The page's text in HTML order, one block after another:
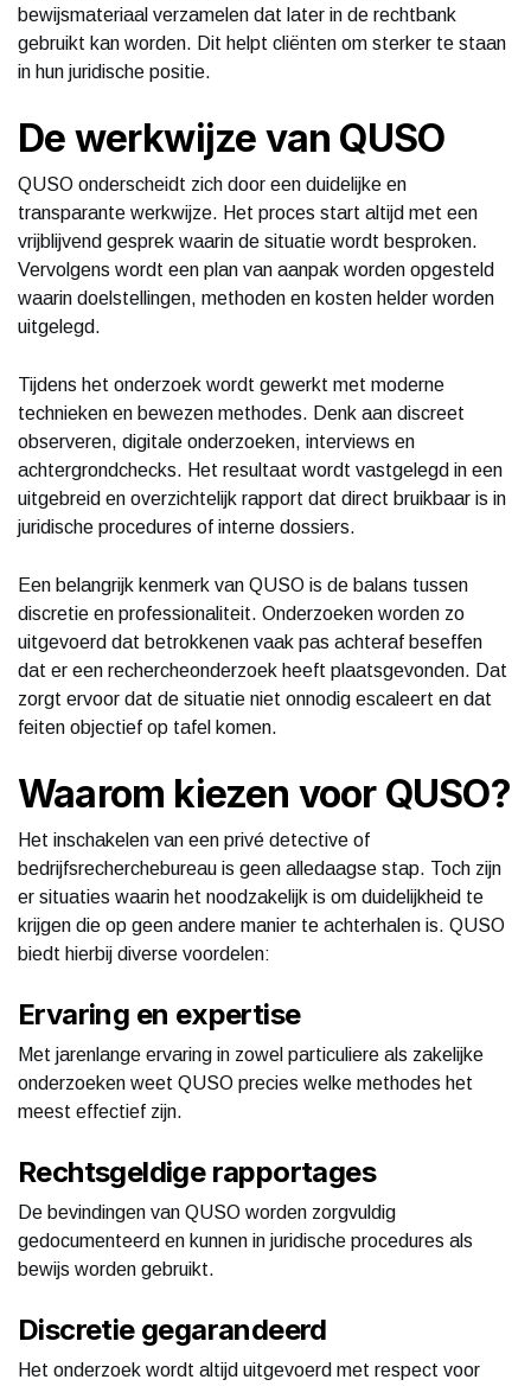
bewijsmateriaal verzamelen dat later in de rechtbank
gebruikt kan worden. Dit helpt cliënten om sterker te staan
in hun juridische positie.
De werkwijze van QUSO
QUSO onderscheidt zich door een duidelijke en
transparante werkwijze. Het proces start altijd met een
vrijblijvend gesprek waarin de situatie wordt besproken.
Vervolgens wordt een plan van aanpak worden opgesteld
waarin doelstellingen, methoden en kosten helder worden
uitgelegd.
Tijdens het onderzoek wordt gewerkt met moderne
technieken en bewezen methodes. Denk aan discreet
observeren, digitale onderzoeken, interviews en
achtergrondchecks. Het resultaat wordt vastgelegd in een
uitgebreid en overzichtelijk rapport dat direct bruikbaar is in
juridische procedures of interne dossiers.
Een belangrijk kenmerk van QUSO is de balans tussen
discretie en professionaliteit. Onderzoeken worden zo
uitgevoerd dat betrokkenen vaak pas achteraf beseffen
dat er een rechercheonderzoek heeft plaatsgevonden. Dat
zorgt ervoor dat de situatie niet onnodig escaleert en dat
feiten objectief op tafel komen.
Waarom kiezen voor QUSO?
Het inschakelen van een privé detective of
bedrijfsrecherchebureau is geen alledaagse stap. Toch zijn
er situaties waarin het noodzakelijk is om duidelijkheid te
krijgen die op geen andere manier te achterhalen is. QUSO
biedt hierbij diverse voordelen:
Ervaring en expertise
Met jarenlange ervaring in zowel particuliere als zakelijke
onderzoeken weet QUSO precies welke methodes het
meest effectief zijn.
Rechtsgeldige rapportages
De bevindingen van QUSO worden zorgvuldig
gedocumenteerd en kunnen in juridische procedures als
bewijs worden gebruikt.
Discretie gegarandeerd
Het onderzoek wordt altijd uitgevoerd met respect voor